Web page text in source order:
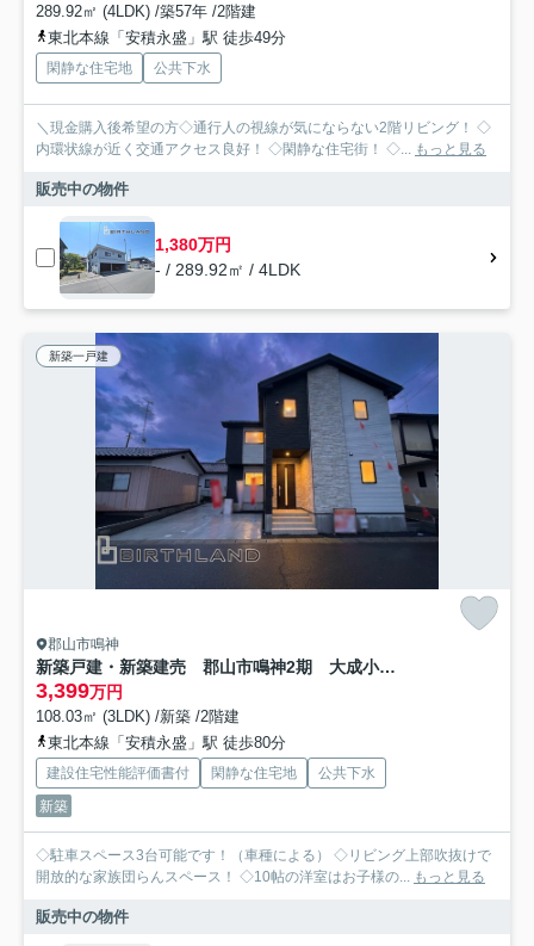
289.92㎡ (4LDK) /築57年 /2階建
東北本線「安積永盛」駅 徒歩49分
閑静な住宅地 公共下水
＼現金購入後希望の方◇通行人の視線が気にならない2階リビング！ ◇
内環状線が近く交通アクセス良好！ ◇閑静な住宅街！ ◇... もっと見る
販売中の物件
1,380万円
- / 289.92㎡ / 4LDK
新築一戸建
郡山市鳴神
新築戸建・新築建売 郡山市鳴神2期 大成小・第一中
3,399万円
108.03㎡ (3LDK) /新築 /2階建
東北本線「安積永盛」駅 徒歩80分
建設住宅性能評価書付 閑静な住宅地
公共下水
新築
◇駐車スペース3台可能です！（車種による） ◇リビング上部吹抜けで
開放的な家族団らんスペース！ ◇10帖の洋室はお子様の... もっと見る
販売中の物件